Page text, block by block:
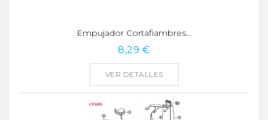
Empujador Cortafiambres...
8,29 €
VER DETALLES